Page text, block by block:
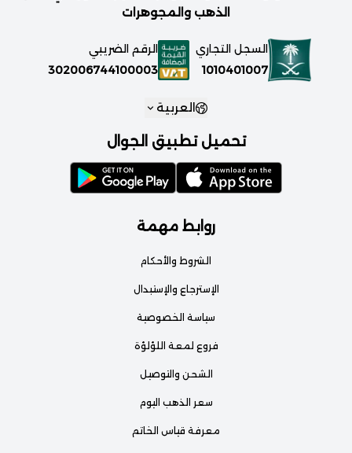
روابط مهمة
الشروط والأحكام
الإسترجاع والإستبدال
سياسة الخصوصية
فروع لمعة اللؤلؤة
الشحن والتوصيل
سعر الذهب اليوم
معرفة قياس الخاتم
الذهب والمجوهرات
السجل التجاري
1010401007
الرقم الضريبي
302006744100003
العربية
تحميل تطبيق الجوال